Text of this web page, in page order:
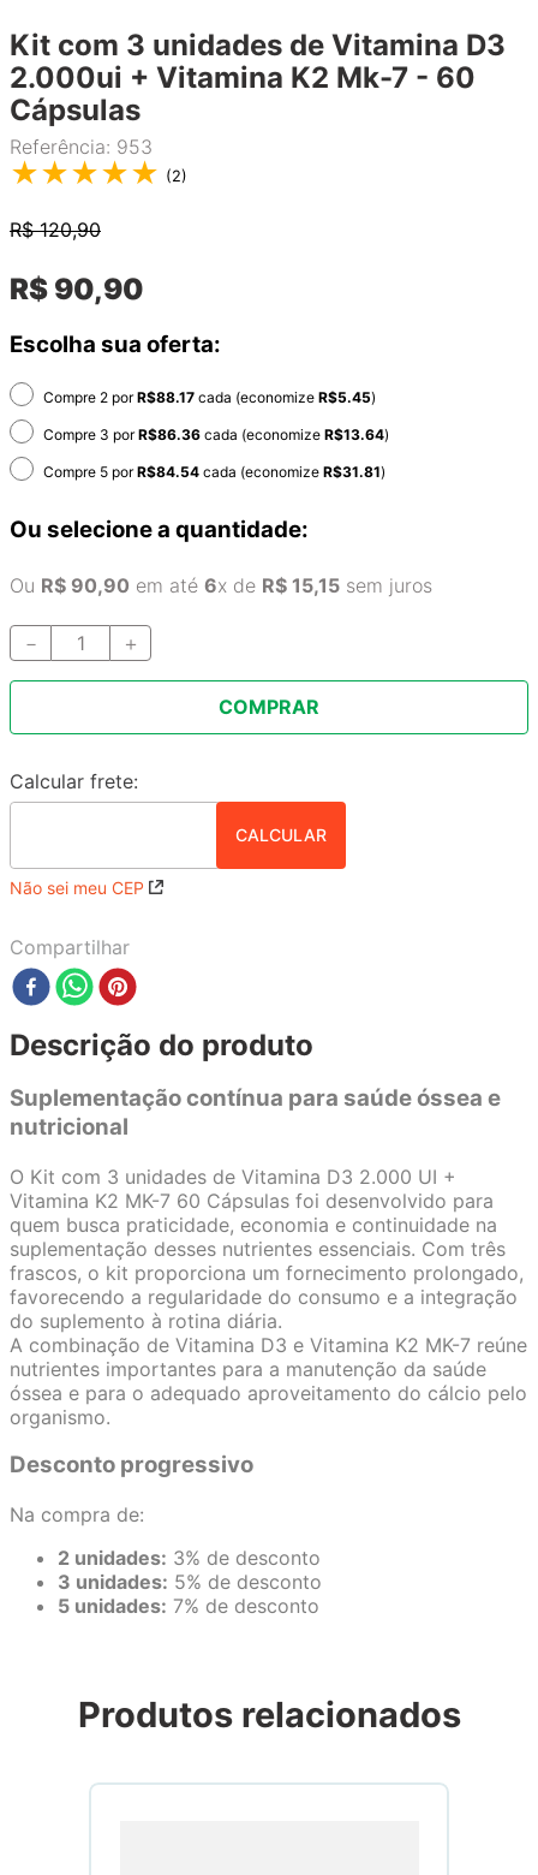
Kit com 3 unidades de Vitamina D3
2.000ui + Vitamina K2 Mk-7 - 60
Cápsulas
Referência: 953
★★★★★ (2)
R$120,90
R$ 90,90
Escolha sua oferta:
Compre 2 porR$88.17 cada (economize R$5.45)
Compre 3 porR$86.36 cada (economize R$13.64)
Compre 5 porR$84.54 cada (economize R$31.81)
Ou selecione a quantidade:
Ou R$ 90,90 em até 6x de R$ 15,15 sem juros
＋
－
COMPRAR
Não sei meu CEP
Compartilhar
Descrição do produto
Suplementação contínua para saúde óssea e
nutricional
O Kit com 3 unidades de Vitamina D3 2.000 UI +
Vitamina K2 MK-7 60 Cápsulas foi desenvolvido para
quem busca praticidade, economia e continuidade na
suplementação desses nutrientes essenciais. Com três
frascos, o kit proporciona um fornecimento prolongado,
favorecendo a regularidade do consumo e a integração
do suplemento à rotina diária.
A combinação de Vitamina D3 e Vitamina K2 MK-7 reúne
nutrientes importantes para a manutenção da saúde
óssea e para o adequado aproveitamento do cálcio pelo
organismo.
Desconto progressivo
Na compra de:
2 unidades: 3% de desconto
3 unidades: 5% de desconto
5 unidades: 7% de desconto
Produtos relacionados